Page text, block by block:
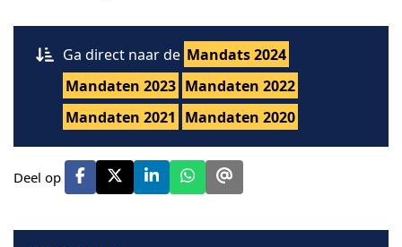
Ga direct naar de Mandats 2024
Mandaten 2023 Mandaten 2022
Mandaten 2021 Mandaten 2020
Deel op